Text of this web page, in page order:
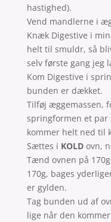
hastighed).
Vend mandlerne i
Knæk Digestive i
helt til smuldr, så
selv første gang jeg
Kom Digestive i
bunden er dækket.
Tilføj æggemassen,
springformen et par
kommer helt ned til
Sættes i KOLDovn,
Tænd ovnen på
170g, bages
er gylden.
Tag bunden ud af
lige når den